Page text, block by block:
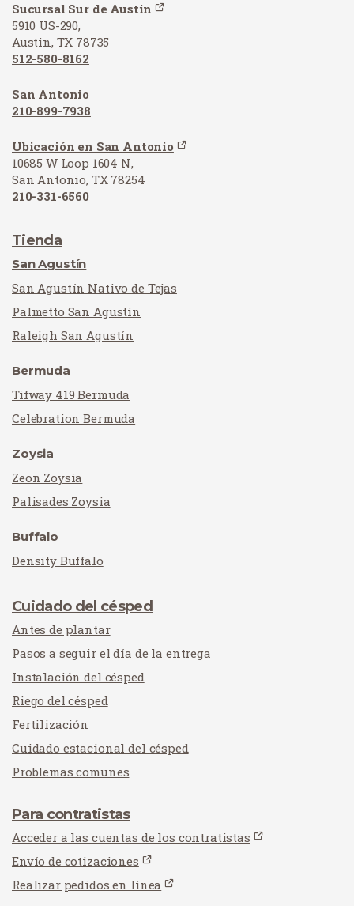
Sucursal Sur de Austin
5910 US-290,
Austin, TX 78735
512-580-8162
San Antonio
210-899-7938
Ubicación en San Antonio
10685 W Loop 1604 N,
San Antonio, TX 78254
210-331-6560
Tienda
San Agustín
San Agustín Nativo de Tejas
Palmetto San Agustín
Raleigh San Agustín
Bermuda
Tifway 419 Bermuda
Celebration Bermuda
Zoysia
Zeon Zoysia
Palisades Zoysia
Buffalo
Density Buffalo
Cuidado del césped
Antes de plantar
Pasos a seguir el día de la entrega
Instalación del césped
Riego del césped
Fertilización
Cuidado estacional del césped
Problemas comunes
Para contratistas
Acceder a las cuentas de los contratistas
Envío de cotizaciones
Realizar pedidos en línea